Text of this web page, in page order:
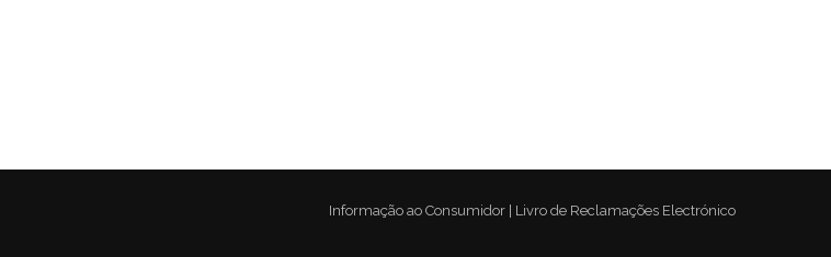
Informação ao Consumidor Livro de Reclamações Electrónico